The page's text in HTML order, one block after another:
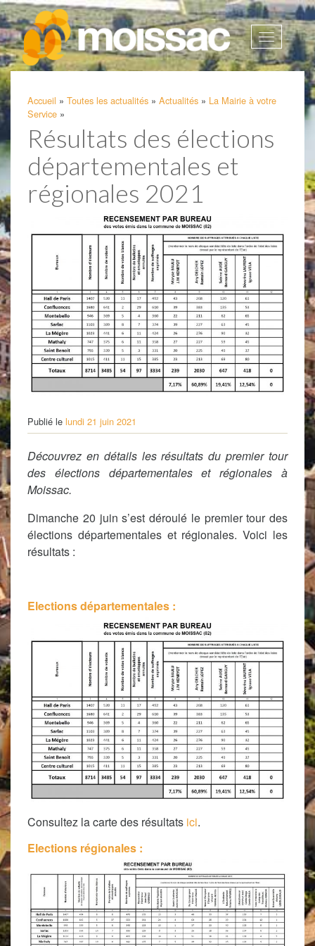
Afficher
la
Accueil » Toutes les actualités » Actualités » La Mairie à votre
Service »
Résultats des élections
départementales et
régionales 2021
Publié le lundi 21 juin 2021
Découvrez en détails les résultats du premier tour
des élections départementales et régionales à
Moissac.
Dimanche 20 juin s’est déroulé le premier tour des
élections départementales et régionales. Voici les
résultats :
Elections départementales :
Consultez la carte des résultats ici.
Elections régionales :